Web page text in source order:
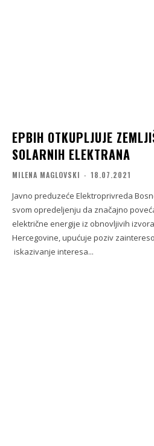
EPBIH OTKUPLJUJE
SOLARNIH ELEKTRANA
MILENA MAGLOVSKI - 18.07.2021
Javno preduzeće Elektroprivreda
svom opredeljenju da značajno
električne energije iz obnovljivih
Hercegovine, upućuje poziv
iskazivanje interesa...